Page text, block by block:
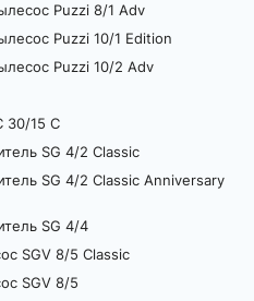
Puzzi 8/1 Adv
Puzzi 10/1 Edition
Puzzi 10/2 Adv
30/15 C
SG 4/2 Classic
SG 4/2 Classic Anniversary
SG 4/4
SGV 8/5 Classic
SGV 8/5